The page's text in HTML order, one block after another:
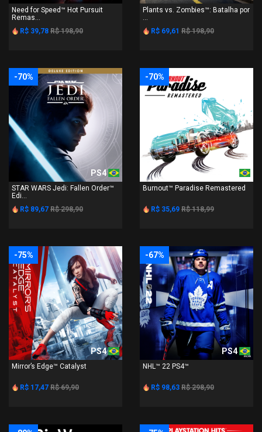
Need for Speed™ Hot Pursuit
Remas...
R$ 39,78 R$ 198,90
Plants vs. Zombies™: Batalha por
...
R$ 69,61 R$ 198,90
-70%
PS4
STAR WARS Jedi: Fallen Order™
Edi...
R$ 89,67 R$ 298,90
-70%
Burnout™ Paradise Remastered
R$ 35,69 R$ 118,99
-75%
PS4
Mirror’s Edge™ Catalyst
R$ 17,47 R$ 69,90
-67%
PS4
NHL™ 22 PS4™
R$ 98,63 R$ 298,90